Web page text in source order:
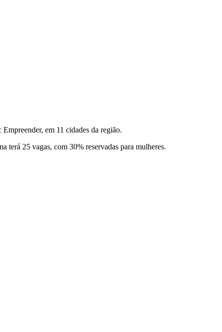
em 11 cidades da região.
terá 25 vagas, com 30% reservadas para mulheres.